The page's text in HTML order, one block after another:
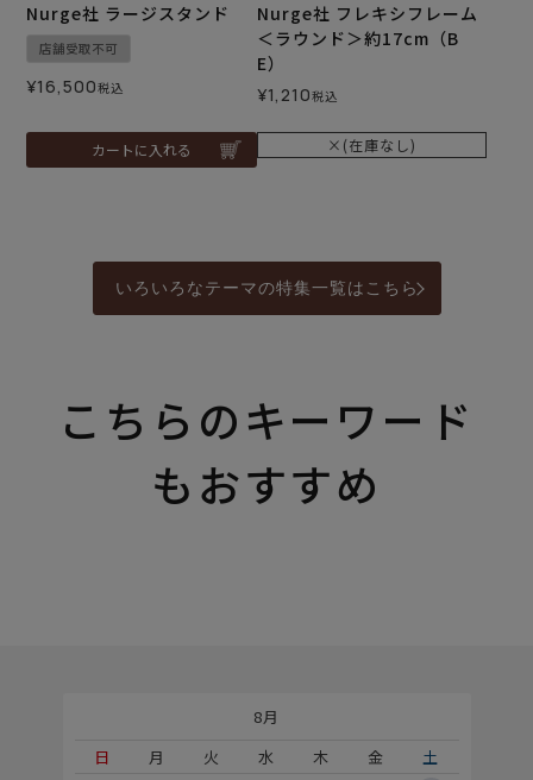
Nurge社 ラージスタンド
店舗受取不可
¥16,500税込
カートに入れる
Nurge社 フレキシフレーム
＜ラウンド＞約17cm（B
E）
¥1,210税込
×(在庫なし)
いろいろなテーマの特集一覧はこちら
こちらのキーワード
もおすすめ
8月
日
月 火 水 木 金
土